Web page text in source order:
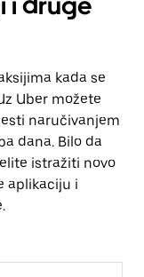
kada se
Uber možete
naručivanjem
dana. Bilo da
istražiti novo
aplikaciju i